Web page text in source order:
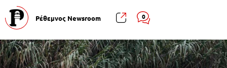
Ρέθεμνος Newsroom 0